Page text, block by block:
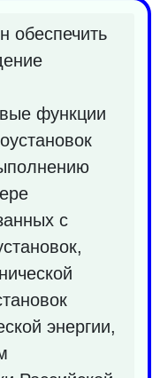
обеспечить
функции
с
энергии,